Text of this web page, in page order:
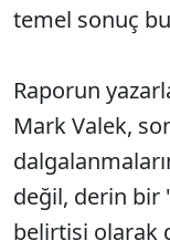
temel sonuç
Raporun
Mark Valek,
değil, derin bir
belirtisi olarak